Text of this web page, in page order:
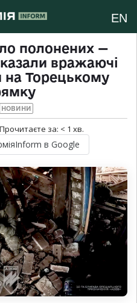
EN
полонених —
вражаючі
на Торецькому
НОВИНИ
Прочитаєте за: < 1 хв.
в Google